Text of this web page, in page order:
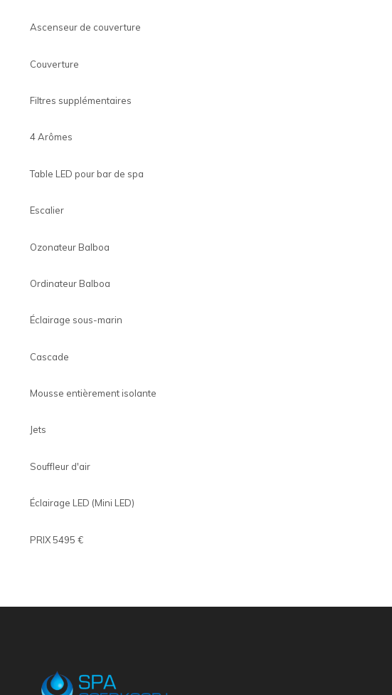
Ascenseur de couverture
Couverture
Filtres supplémentaires
4 Arômes
Table LED pour bar de spa
Escalier
Ozonateur Balboa
Ordinateur Balboa
Éclairage sous-marin
Cascade
Mousse entièrement isolante
Jets
Souffleur d'air
Éclairage LED (Mini LED)
PRIX 5495 €